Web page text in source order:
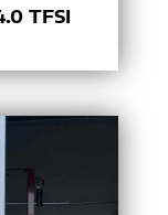
TFSI